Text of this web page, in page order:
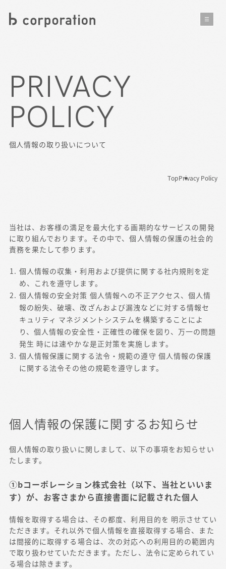
PRIVACY
POLICY
個人情報の取り扱いについて
TopPrivacy Policy
当社は、お客様の満足を最大化する画期的なサービスの開発
に取り組んでおります。その中で、個人情報の保護の社会的
責務を果たして参ります。
個人情報の収集・利用および提供に関する社内規則を定
め、これを遵守します。
個人情報の安全対策 個人情報への不正アクセス、個人情
報の紛失、破壊、改ざんおよび漏洩などに対する情報セ
キュリティ マネジメントシステムを構築することによ
り、個人情報の安全性・正確性の確保を図り、万一の問題
発生 時には速やかな是正対策を実施します。
個人情報保護に関する法令・規範の遵守 個人情報の保護
に関する法令その他の規範を遵守します。
個人情報の保護に関するお知らせ
個人情報の取り扱いに関しまして、以下の事項をお知らせい
たします。
①bコーポレーション株式会社（以下、当社といいま
す）が、お客さまから直接書面に記載された個人
情報を取得する場合は、その都度、利用目的を 明示させてい
ただきます。それ以外で個人情報を直接取得する場合、また
は間接的に取得する場合は、次の対応への利用目的の範囲内
で取り扱わせていただきます。ただし、法令に定められてい
る場合は除きます。